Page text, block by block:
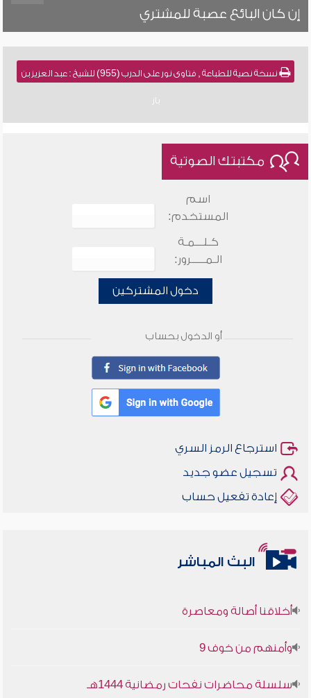
إن كان البائع عصبة للمشتري
نسخة نصية للطباعة , فتاوى نور على الدرب (955) للشيخ : عبد العزيز بن
باز
مكتبتك الصوتية
اسم
المستخدم:
كـلـــمـة
الـمـــــرور:
دخول المشتركين
أو الدخول بحساب
استرجاع الرمز السري
تسجيل عضو جديد
إعادة تفعيل حساب
البث المباشر